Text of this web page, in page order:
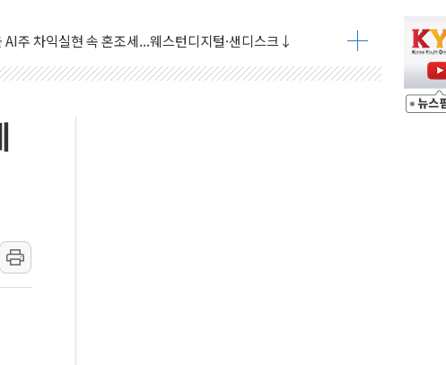
발사에 긴급 안보 점검회의
화·호르무즈 재개방 기대에 강세
민간인 '사파리' 공격… 시민들 공포감 극대화 전략
임시 주총 기대감에 홀로 상한가…마진 잔액은 사상 최고
함께하는 '선봉'의 대민 봉사
탄도미사일 1발 발사… 올해 10번째·42일 만 도발